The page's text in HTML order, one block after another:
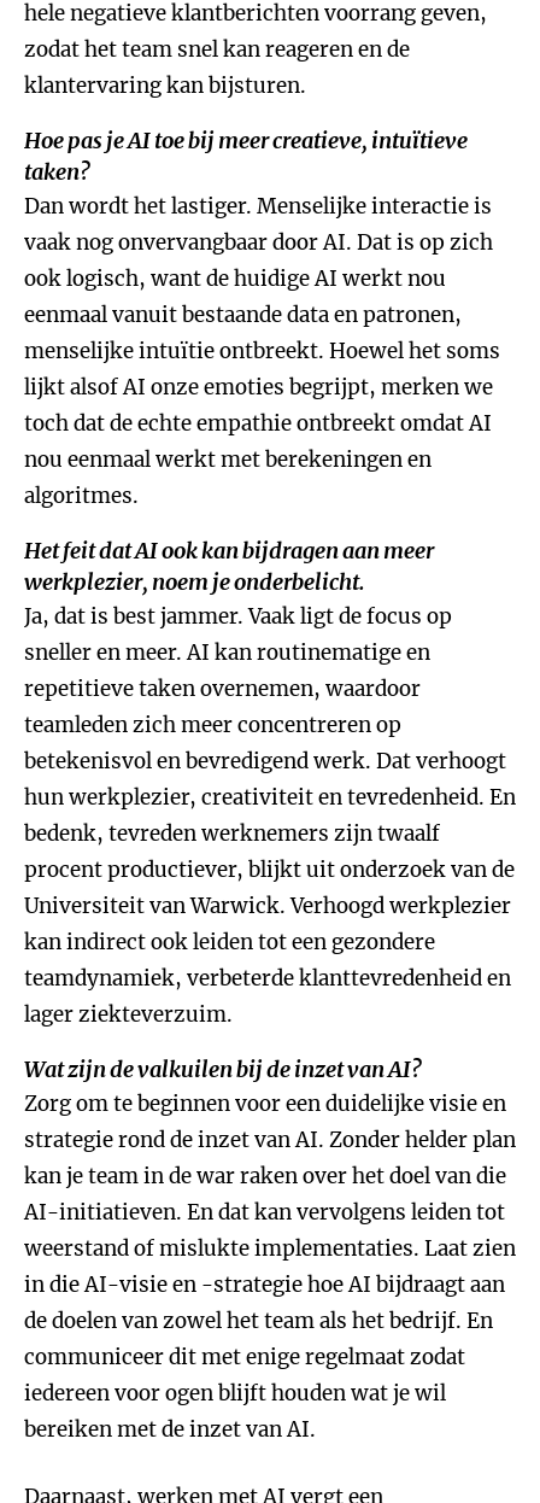
hele negatieve klantberichten voorrang geven,
zodat het team snel kan reageren en de
klantervaring kan bijsturen.
Hoe pas je AI toe bij meer creatieve, intuïtieve
taken?
Dan wordt het lastiger. Menselijke interactie is
vaak nog onvervangbaar door AI. Dat is op zich
ook logisch, want de huidige AI werkt nou
eenmaal vanuit bestaande data en patronen,
menselijke intuïtie ontbreekt. Hoewel het soms
lijkt alsof AI onze emoties begrijpt, merken we
toch dat de echte empathie ontbreekt omdat AI
nou eenmaal werkt met berekeningen en
algoritmes.
Het feit dat AI ook kan bijdragen aan meer
werkplezier, noem je onderbelicht.
Ja, dat is best jammer. Vaak ligt de focus op
sneller en meer. AI kan routinematige en
repetitieve taken overnemen, waardoor
teamleden zich meer concentreren op
betekenisvol en bevredigend werk. Dat verhoogt
hun werkplezier, creativiteit en tevredenheid. En
bedenk, tevreden werknemers zijn twaalf
procent productiever, blijkt uit onderzoek van de
Universiteit van Warwick. Verhoogd werkplezier
kan indirect ook leiden tot een gezondere
teamdynamiek, verbeterde klanttevredenheid en
lager ziekteverzuim.
Wat zijn de valkuilen bij de inzet van AI?
Zorg om te beginnen voor een duidelijke visie en
strategie rond de inzet van AI. Zonder helder plan
kan je team in de war raken over het doel van die
AI-initiatieven. En dat kan vervolgens leiden tot
weerstand of mislukte implementaties. Laat zien
in die AI-visie en -strategie hoe AI bijdraagt aan
de doelen van zowel het team als het bedrijf. En
communiceer dit met enige regelmaat zodat
iedereen voor ogen blijft houden wat je wil
bereiken met de inzet van AI.
Daarnaast, werken met AI vergt een